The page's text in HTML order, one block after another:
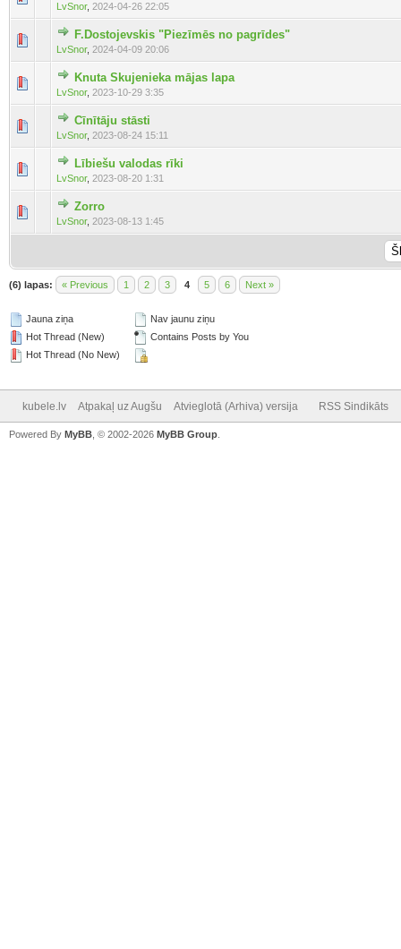
LvSnor, 2024-04-26 22:05
F.Dostojevskis "Piezīmēs no pagrīdes"
LvSnor, 2024-04-09 20:06
Knuta Skujenieka mājas lapa
LvSnor, 2023-10-29 3:35
Cīnītāju stāsti
LvSnor, 2023-08-24 15:11
Lībiešu valodas rīki
LvSnor, 2023-08-20 1:31
Zorro
LvSnor, 2023-08-13 1:45
(6) lapas: « Previous 1 2 3 4 5 6 Next »
Jauna ziņa
Hot Thread (New)
Hot Thread (No New)
Nav jaunu ziņu
Contains Posts by You
kubele.lv Atpakaļ uz Augšu Atvieglotā (Arhiva) versija RSS Sindikāts
Powered By MyBB , © 2002-2026 MyBB Group